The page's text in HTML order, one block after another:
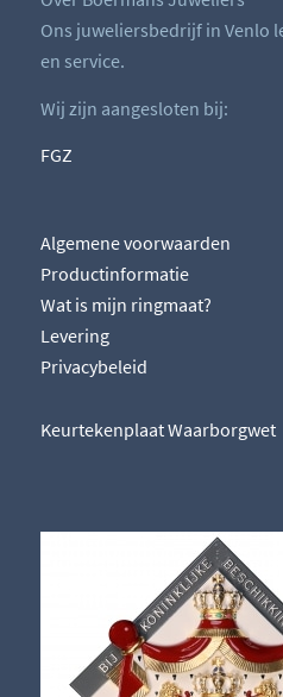
Ons juweliersbedrijf in Venlo
en service.
Wij zijn aangesloten bij:
FGZ
Algemene voorwaarden
Productinformatie
Wat is mijn ringmaat?
Levering
Privacybeleid
Keurtekenplaat Waarborgwet